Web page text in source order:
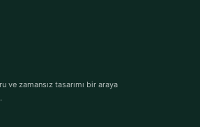
zamansız tasarımı bir araya